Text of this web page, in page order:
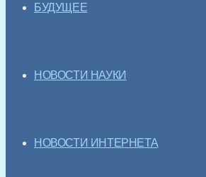
БУДУЩЕЕ
НОВОСТИ НАУКИ
НОВОСТИ ИНТЕРНЕТА